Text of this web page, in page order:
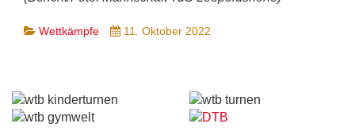
Wettkämpfe 11. Oktober 2022